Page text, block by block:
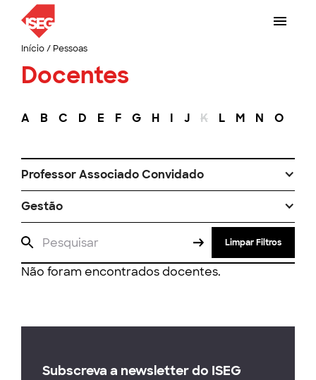
Início/ Pessoas
Docentes
A B C D E F G H I J K L M N O
Professor Associado Convidado
Gestão
Limpar Filtros
Não foram encontrados docentes.
Subscreva a newsletter do ISEG